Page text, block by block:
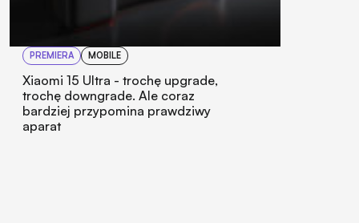
PREMIERA MOBILE
Xiaomi 15 Ultra - trochę upgrade,
trochę downgrade. Ale coraz
bardziej przypomina prawdziwy
aparat